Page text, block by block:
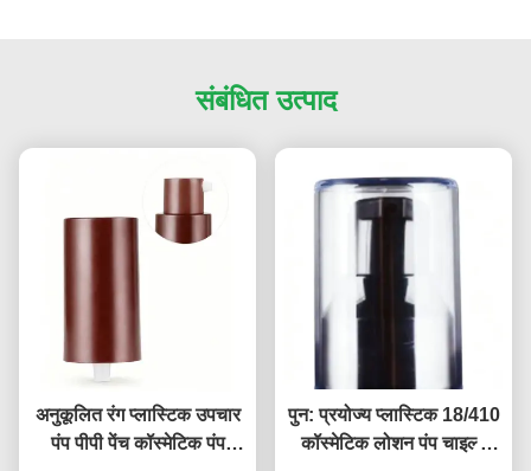
संबंधित उत्पाद
अनुकूलित रंग प्लास्टिक उपचार
पंप पीपी पेंच कॉस्मेटिक पंप
पुन: प्रयोज्य प्लास्टिक 18/410
कॉस्मेटिक लोशन पंप चाइल्ड